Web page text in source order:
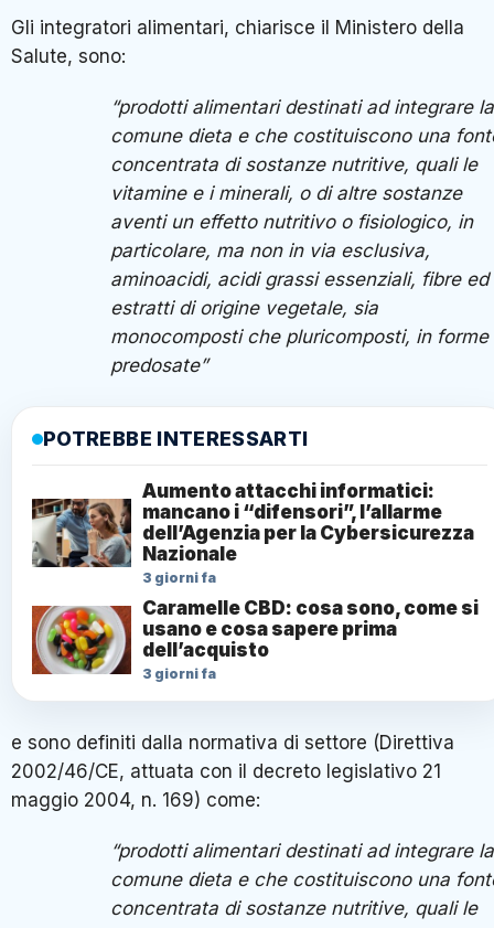
Gli integratori alimentari, chiarisce il Ministero della
Salute, sono:
“prodotti alimentari destinati ad integrare la
comune dieta e che costituiscono una
concentrata di sostanze nutritive, quali le
vitamine e i minerali, o di altre sostanze
aventi un effetto nutritivo o fisiologico, in
particolare, ma non in via esclusiva,
aminoacidi, acidi grassi essenziali, fibre ed
estratti di origine vegetale, sia
monocomposti che pluricomposti, in forme
predosate”
POTREBBE INTERESSARTI
Aumento attacchi informatici:
mancano i “difensori”, l’allarme
dell’Agenzia per la Cybersicurezza
Nazionale
3 giorni fa
Caramelle CBD: cosa sono, come si
usano e cosa sapere prima
dell’acquisto
3 giorni fa
e sono definiti dalla normativa di settore (Direttiva
2002/46/CE, attuata con il decreto legislativo 21
maggio 2004, n. 169) come:
“prodotti alimentari destinati ad integrare la
comune dieta e che costituiscono una
concentrata di sostanze nutritive, quali le